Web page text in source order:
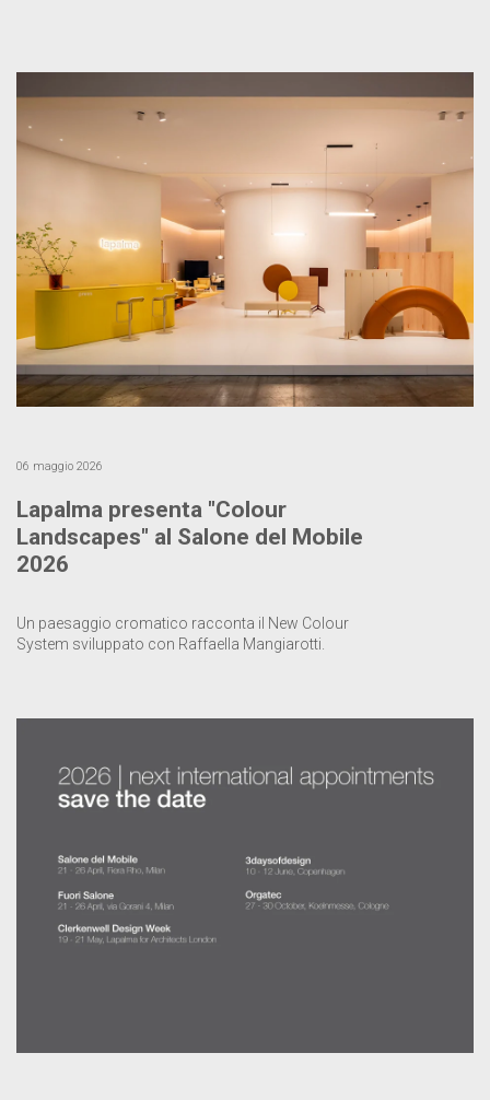
06 maggio 2026
Lapalma presenta "Colour
Landscapes" al Salone del Mobile
2026
Un paesaggio cromatico racconta il New Colour
System sviluppato con Raffaella Mangiarotti.